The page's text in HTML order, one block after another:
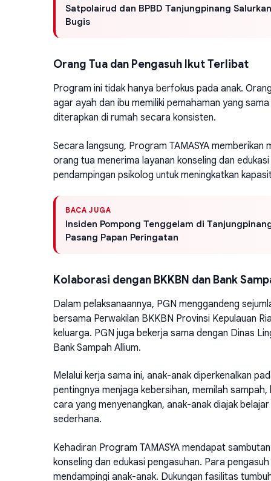
Satpolairud dan BPBD Tanjungpinang
Bugis
Orang Tua dan Pengasuh Ikut Terlibat
Program ini tidak hanya berfokus pada anak.
agar ayah dan ibu memiliki pemahaman yang
diterapkan di rumah secara konsisten.
Secara langsung, Program TAMASYA
orang tua menerima layanan konseling dan
pendampingan psikolog untuk meningkatkan
BACA JUGA
Insiden Pompong Tenggelam di
Pasang Papan Peringatan
Kolaborasi dengan BKKBN dan Bank
Dalam pelaksanaannya, PGN menggandeng
bersama Perwakilan BKKBN Provinsi Kepulauan
keluarga. PGN juga bekerja sama dengan Dinas
Bank Sampah Allium.
Melalui kerja sama ini, anak-anak diperkenalkan
pentingnya menjaga kebersihan, memilah
cara yang menyenangkan, anak-anak diajak
sederhana.
Kehadiran Program TAMASYA mendapat
konseling dan edukasi pengasuhan. Para
mendampingi anak-anak. Dukungan fasilitas